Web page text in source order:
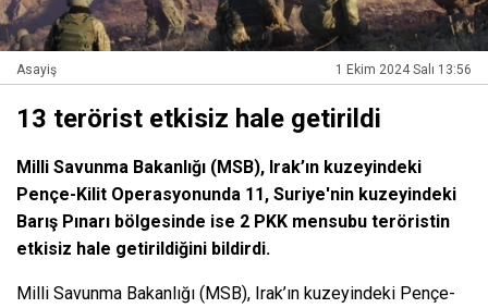
Asayiş 1 Ekim 2024 Salı 13:56
13 terörist etkisiz hale getirildi
Milli Savunma Bakanlığı (MSB), Irak’ın kuzeyindeki
Pençe-Kilit Operasyonunda 11, Suriye'nin kuzeyindeki
Barış Pınarı bölgesinde ise 2 PKK mensubu teröristin
etkisiz hale getirildiğini bildirdi.
Milli Savunma Bakanlığı (MSB), Irak’ın kuzeyindeki Pençe-